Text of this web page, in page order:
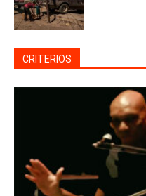
CRITERIOS